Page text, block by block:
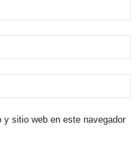
y sitio web en este navegador